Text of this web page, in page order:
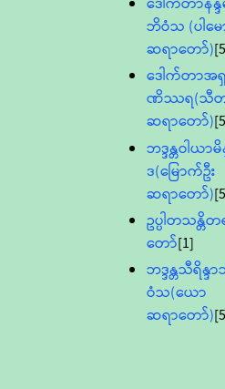
ဘိဝံသ (ပါမေ
ဆရာတော်)
ဒေါက်တာအ
ဏိဿရ(သီ
ဆရာတော်)
ဘဒ္ဒန္တဝါယာ
ဒ(မြောက်ဦး
ဆရာတော်)
ဥပ္ပါတသန္တိတ
တော်[1]
ဘဒ္ဒန္တသီရိန္ဒ
ဝံသ(ယော
ဆရာတော်)